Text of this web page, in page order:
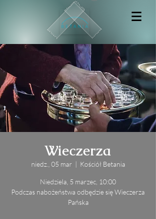
Wieczerza
niedz., 05 mar
  |
Kościół Betania
Niedziela, 5 marzec, 10:00
Podczas nabożeństwa odbędzie się Wieczerza
Pańska